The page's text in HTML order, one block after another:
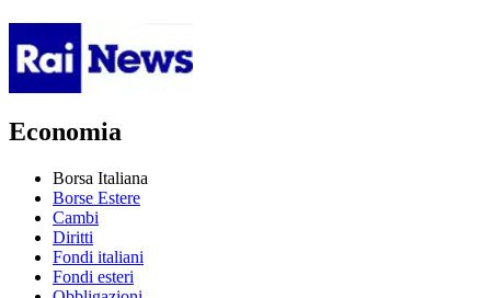
Economia
Borsa Italiana
Borse Estere
Cambi
Diritti
Fondi italiani
Fondi esteri